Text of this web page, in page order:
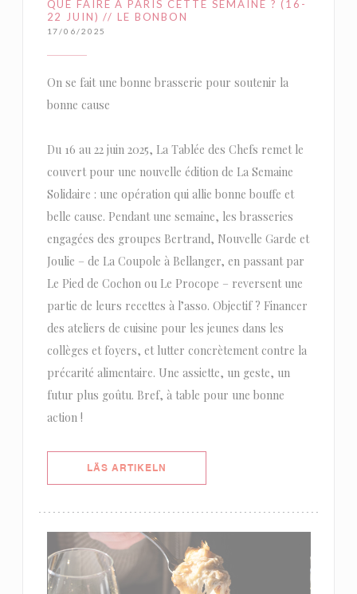
QUE FAIRE À PARIS CETTE SEMAINE ? (16-
22 JUIN) // LE BONBON
17/06/2025
On se fait une bonne brasserie pour soutenir la
bonne cause
Du 16 au 22 juin 2025, La Tablée des Chefs remet le
couvert pour une nouvelle édition de La Semaine
Solidaire : une opération qui allie bonne bouffe et
belle cause. Pendant une semaine, les brasseries
engagées des groupes Bertrand, Nouvelle Garde et
Joulie – de La Coupole à Bellanger, en passant par
Le Pied de Cochon ou Le Procope – reversent une
partie de leurs recettes à l’asso. Objectif ? Financer
des ateliers de cuisine pour les jeunes dans les
collèges et foyers, et lutter concrètement contre la
précarité alimentaire. Une assiette, un geste, un
futur plus goûtu. Bref, à table pour une bonne
action !
LÄS ARTIKELN